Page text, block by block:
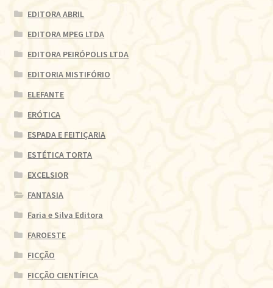
EDITORA ABRIL
EDITORA MPEG LTDA
EDITORA PEIRÓPOLIS LTDA
EDITORIA MISTIFÓRIO
ELEFANTE
ERÓTICA
ESPADA E FEITIÇARIA
ESTÉTICA TORTA
EXCELSIOR
FANTASIA
Faria e Silva Editora
FAROESTE
FICÇÃO
FICÇÃO CIENTÍFICA